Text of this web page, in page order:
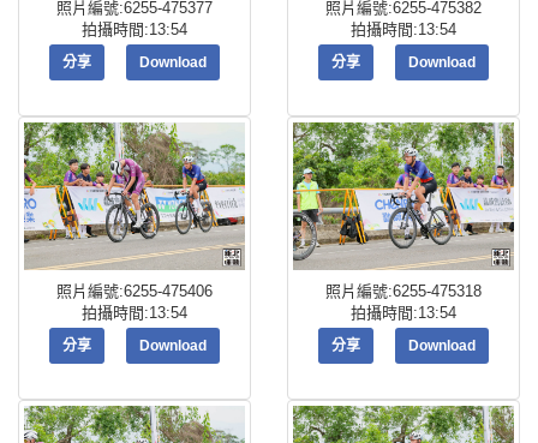
照片編號:6255-475377
拍攝時間:13:54
分享 Download
照片編號:6255-475382
拍攝時間:13:54
分享 Download
照片編號:6255-475406
拍攝時間:13:54
分享 Download
照片編號:6255-475318
拍攝時間:13:54
分享 Download